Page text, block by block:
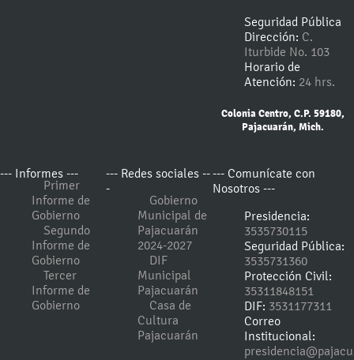
Seguridad Pública
Dirección: C.
Iturbide No. 103
Horario de
Atención: 24 hrs.
Colonia Centro, C.P. 59180,
Pajacuarán, Mich.
--- Informes ---
Primer
Informe de
Gobierno
Segundo
Informe de
Gobierno
Tercer
Informe de
Gobierno
--- Redes sociales --
-
Gobierno
Municipal de
Pajacuarán
2024-2027
DIF
Municipal
Pajacuarán
Casa de
Cultura
Pajacuarán
--- Comunícate con
Nosotros ---
Presidencia:
3535730115
Seguridad Pública:
3535731360
Protección Civil:
35311848151
DIF: 3531177311
Correo
Institucional: